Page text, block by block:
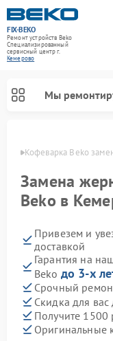
FIX-BEKO
Ремонт устройств Beko
Специализированный
cервисный центр г.
Кемерово
Мы
Кофеварка Beko
Замена
Beko в
Привезем и
доставкой
Гарантия на
Beko до 3-х
Срочный
Скидка для вас
Получите 1500
Оригинальные